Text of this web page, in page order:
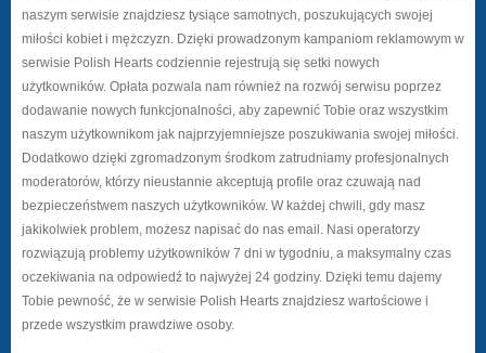
naszym serwisie znajdziesz tysiące samotnych, poszukujących swojej
miłości kobiet i mężczyzn. Dzięki prowadzonym kampaniom reklamowym w
serwisie Polish Hearts codziennie rejestrują się setki nowych
użytkowników. Opłata pozwala nam również na rozwój serwisu poprzez
dodawanie nowych funkcjonalności, aby zapewnić Tobie oraz wszystkim
naszym użytkownikom jak najprzyjemniejsze poszukiwania swojej miłości.
Dodatkowo dzięki zgromadzonym środkom zatrudniamy profesjonalnych
moderatorów, którzy nieustannie akceptują profile oraz czuwają nad
bezpieczeństwem naszych użytkowników. W każdej chwili, gdy masz
jakikolwiek problem, możesz napisać do nas email. Nasi operatorzy
rozwiązują problemy użytkowników 7 dni w tygodniu, a maksymalny czas
oczekiwania na odpowiedź to najwyżej 24 godziny. Dzięki temu dajemy
Tobie pewność, że w serwisie Polish Hearts znajdziesz wartościowe i
przede wszystkim prawdziwe osoby.